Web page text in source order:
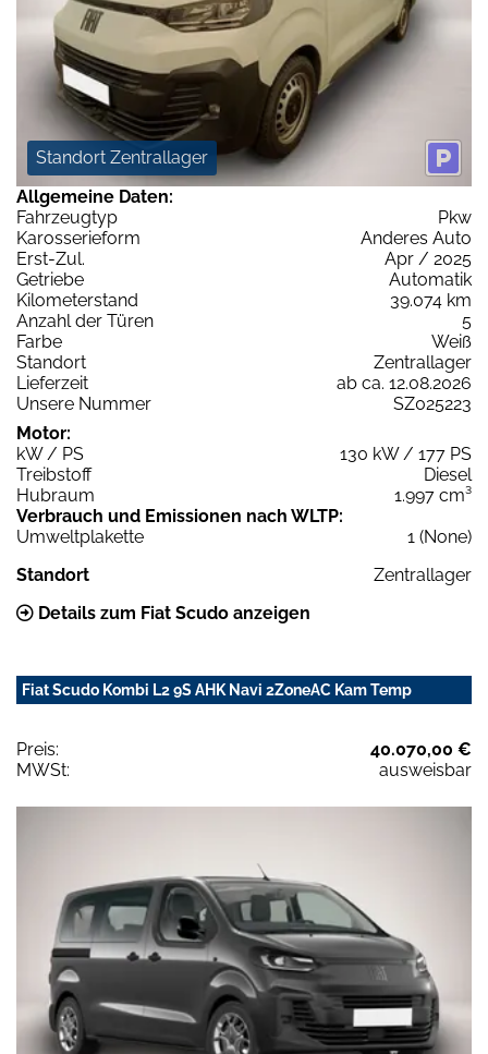
Standort Zentrallager
Allgemeine Daten:
Fahrzeugtyp
Pkw
Karosserieform
Anderes Auto
Erst-Zul.
Apr / 2025
Getriebe
Automatik
Kilometerstand
39.074 km
Anzahl der Türen
5
Farbe
Weiß
Standort
Zentrallager
Lieferzeit
ab ca. 12.08.2026
Unsere Nummer
SZ025223
Motor:
kW / PS
130 kW / 177 PS
Treibstoff
Diesel
Hubraum
1.997 cm³
Verbrauch und Emissionen nach WLTP:
Umweltplakette
1 (None)
Standort
Zentrallager
Details zum Fiat Scudo anzeigen
Fiat Scudo Kombi L2 9S AHK Navi 2ZoneAC Kam Temp
Preis:
40.070,00 €
MWSt:
ausweisbar